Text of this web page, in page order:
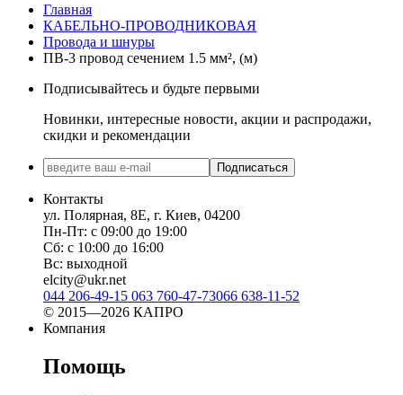
Главная
КАБЕЛЬНО-ПРОВОДНИКОВАЯ
Провода и шнуры
ПВ-3 провод сечением 1.5 мм², (м)
Подписывайтесь и будьте первыми
Новинки, интересные новости, акции и распродажи,
скидки и рекомендации
Подписаться
Контакты
ул. Полярная, 8Е, г. Киев, 04200
Пн-Пт: с 09:00 до 19:00
Сб: с 10:00 до 16:00
Вс: выходной
elcity@ukr.net
044 206-49-15 063 760-47-73066 638-11-52
© 2015—2026 КАПРО
Компания
Помощь